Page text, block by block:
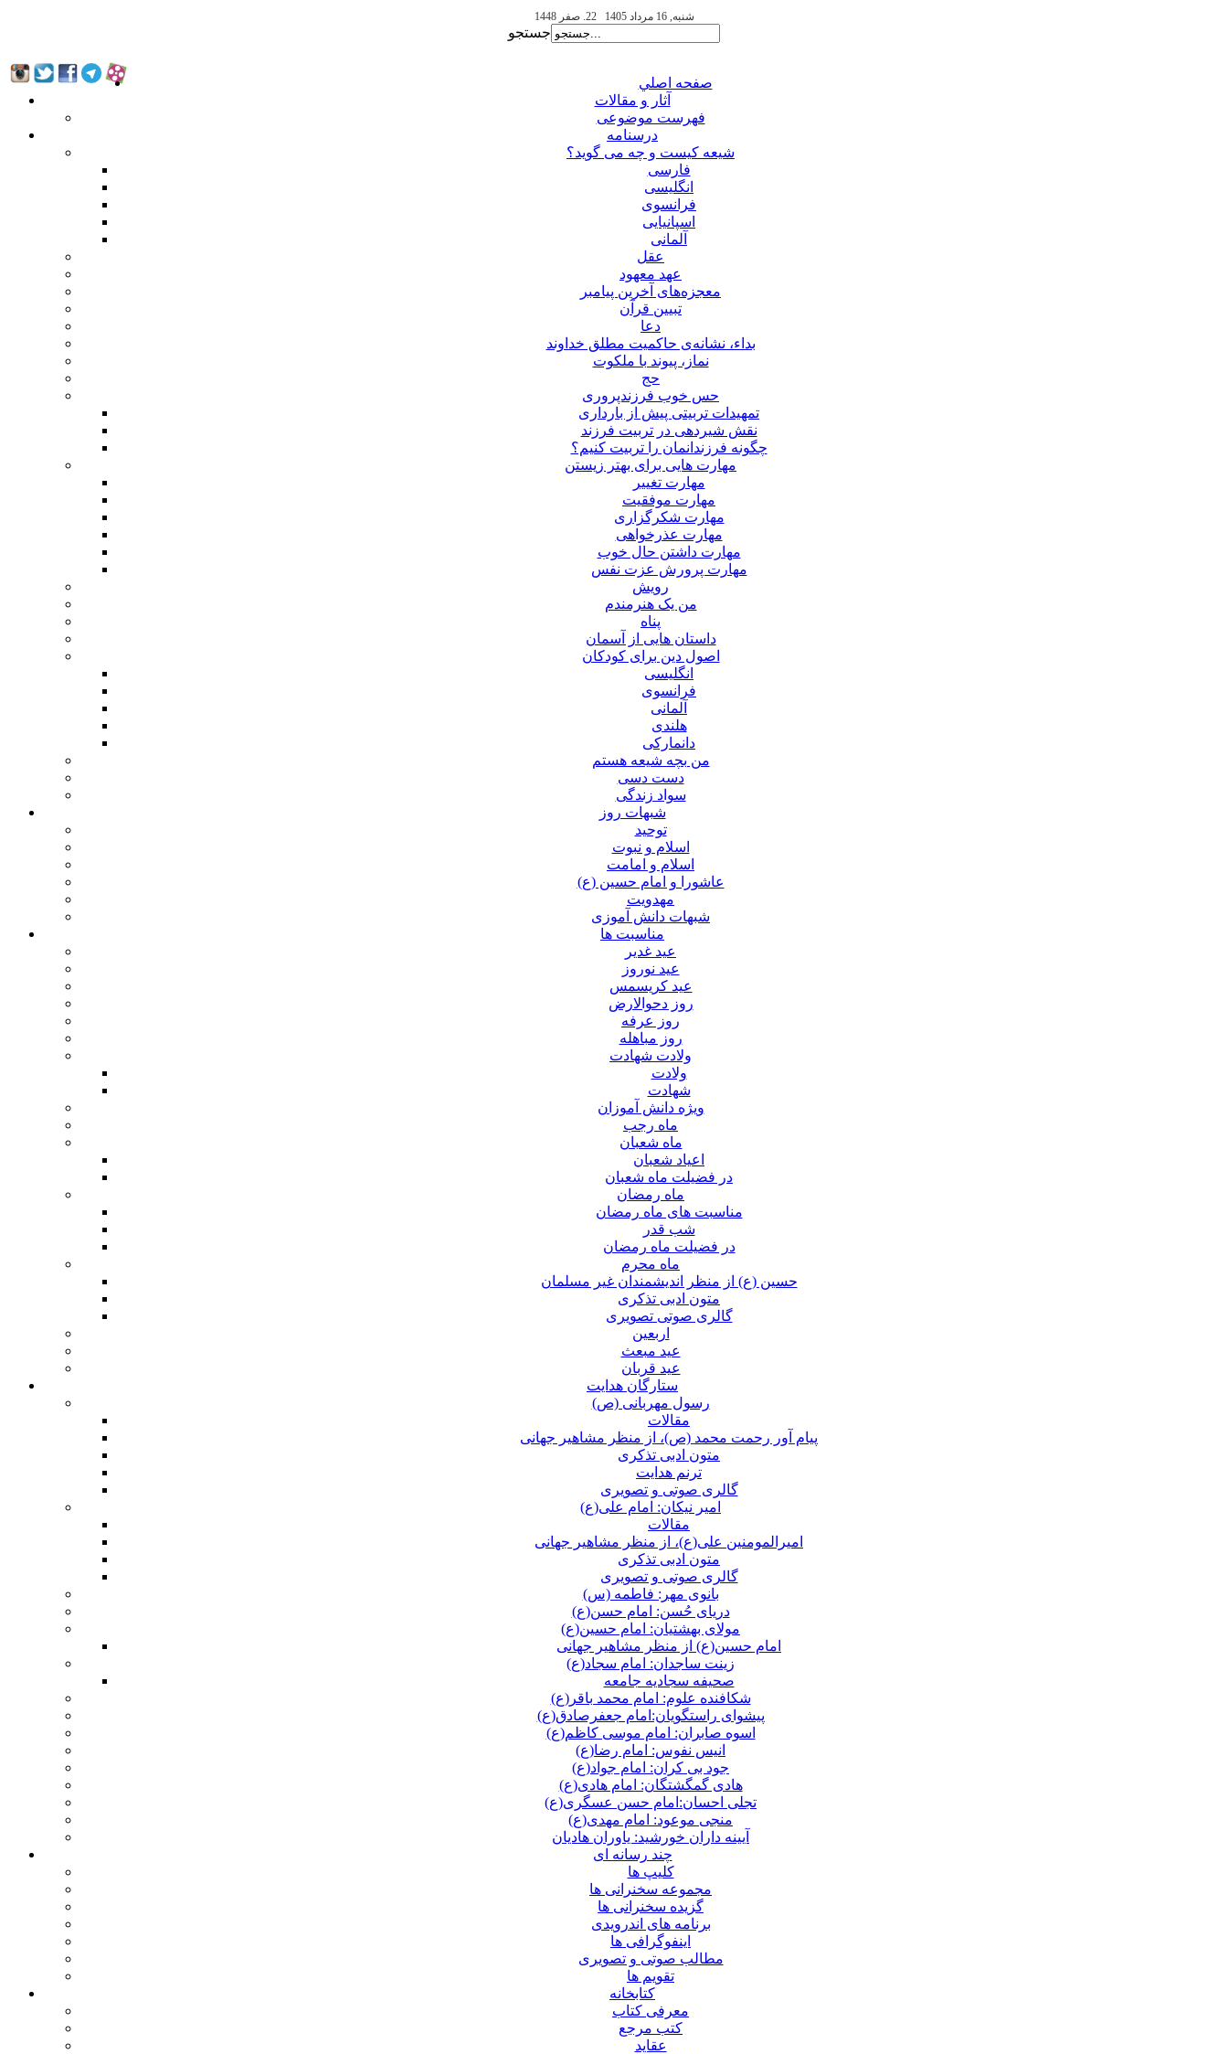
شنبه, 16 مرداد 1405 22. صفر 1448
جستجو
صفحه اصلي
آثار و مقالات
فهرست موضوعی
درسنامه
شیعه کیست و چه می گوید؟
فارسی
انگلیسی
فرانسوی
اسپانیایی
آلمانی
عقل
عهد معهود
معجزه‌های آخرین پیامبر
تبيين قرآن
دعا
بداء، نشانه‌ی حاکمیت مطلق خداوند
نماز، پیوند با ملکوت
حج
حس خوب فرزندپروری
تمهیدات تربیتی پیش از بارداری
نقش شیردهی در تربیت فرزند
چگونه فرزندانمان را تربیت کنیم؟
مهارت هایی برای بهتر زیستن
مهارت تغییر
مهارت موفقیت
مهارت شکرگزاری
مهارت عذرخواهی
مهارت داشتن حال خوب
مهارت پرورش عزت نفس
رویش
من یک هنرمندم
پناه
داستان هایی از آسمان
اصول دین برای کودکان
انگلیسی
فرانسوی
آلمانی
هلندی
دانمارکی
من بچه شیعه هستم
دست دسی
سواد زندگی
شبهات روز
توحید
اسلام و نبوت
اسلام و امامت
عاشورا و امام حسین (ع)
مهدویت
شبهات دانش آموزی
مناسبت ها
عید غدير
عید نوروز
عید کریسمس
روز دحوالارض
روز عرفه
روز مباهله
ولادت شهادت
ولادت
شهادت
ویژه دانش آموزان
ماه رجب
ماه شعبان
اعیاد شعبان
در فضیلت ماه شعبان
ماه رمضان
مناسبت های ماه رمضان
شب قدر
در فضیلت ماه رمضان
ماه محرم
حسین (ع) از منظر اندیشمندان غیر مسلمان
متون ادبی تذکری
گالری صوتی تصویری
اربعین
عید مبعث
عید قربان
ستارگان هدایت
رسول مهربانی (ص)
مقالات
پیام آور رحمت محمد (ص)، از منظر مشاهیر جهانی
متون ادبی تذکری
ترنم هدایت
گالری صوتی و تصویری
امیر نیکان: امام علی(ع)
مقالات
امیرالمومنین علی(ع)، از منظر مشاهیر جهانی
متون ادبی تذکری
گالری صوتی و تصویری
بانوی مهر: فاطمه (س)
دریای حُسن: امام حسن(ع)
مولای بهشتیان: امام حسین(ع)
امام حسین(ع) از منظر مشاهیر جهانی
زینت ساجدان: امام سجاد(ع)
صحیفه سجادیه جامعه
شکافنده علوم: امام محمد باقر(ع)
پیشوای راستگویان:امام جعفرصادق(ع)
اسوه صابران: امام موسی کاظم(ع)
انیس نفوس: امام رضا(ع)
جود بی کران: امام جواد(ع)
هادی گمگشتگان: امام هادی(ع)
تجلی احسان:امام حسن عسگری(ع)
منجی موعود: امام مهدی(ع)
آیینه داران خورشید: یاوران هادیان
چند رسانه ای
کلیپ ها
مجموعه سخنرانی ها
گزیده سخنرانی ها
برنامه های اندرویدی
اینفوگرافی ها
مطالب صوتی و تصویری
تقویم ها
كتابخانه
معرفی کتاب
کتب مرجع
عقاید